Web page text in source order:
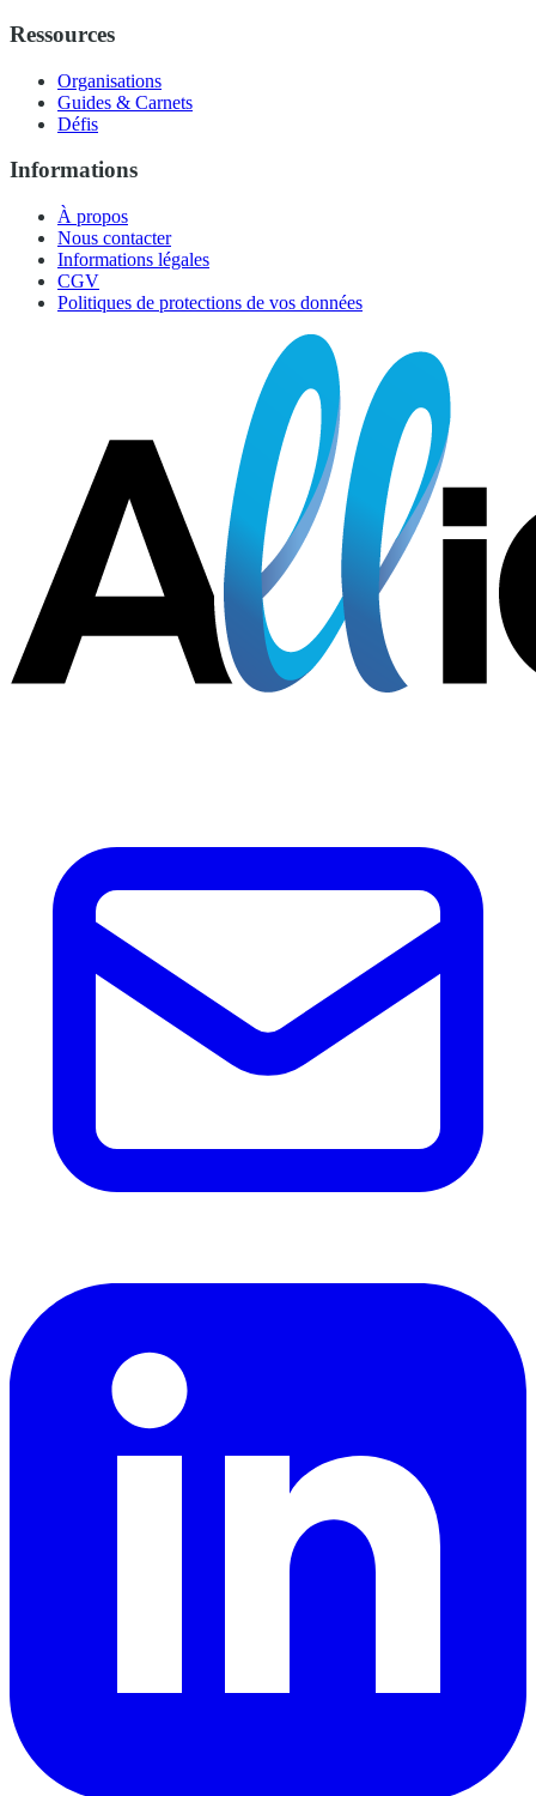
Ressources
Organisations
Guides & Carnets
Défis
Informations
À propos
Nous contacter
Informations légales
CGV
Politiques de protections de vos données